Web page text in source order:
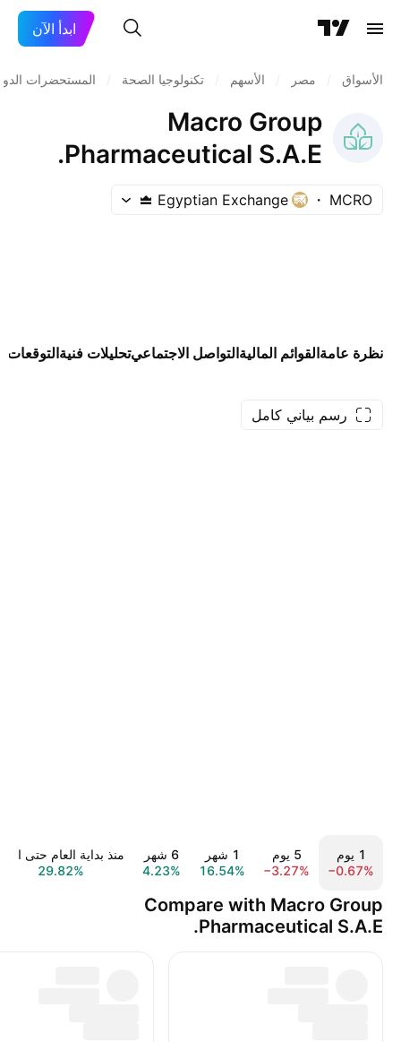
ابدأ الآن
الأسواق مصر الأسهم تكنولوجيا الصحة المستحضرات
Macro Group
Pharmaceutical S.A.E.
MCRO
Egyptian Exchange
نظرة عامةالقوائم الماليةالتواصل الاجتماعيتحليلات فنيةالتوقعات
رسم بياني كامل
‎‎1‎ يوم
−0.67%
‎‎5‎ يوم
−3.27%
‎1‎ شهر
16.54%
‎6‎ شهر
4.23%
منذ بداية العام حتى
29.82%
Compare with Macro Group
Pharmaceutical S.A.E.